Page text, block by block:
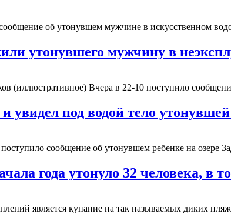
об утонувшем мужчине в искусственном
утонувшего мужчину в
(иллюстративное) Вчера в 22-10 поступило
увидел под водой тело
сообщение об утонувшем ребенке на озере
года утонуло 32 человека, в
является купание на так называемых диких